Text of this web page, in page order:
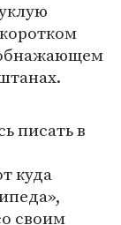
писать в
куда
своим